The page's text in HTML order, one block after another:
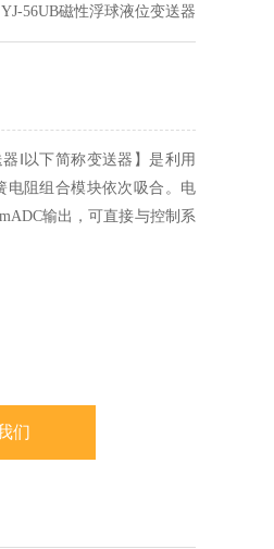
56UB磁性浮球液位变送器
Ⅰ以下简称变送器】是利用
电阻组合模块依次吸合。电
输出，可直接与控制系
们